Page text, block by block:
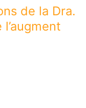
de la Dra.